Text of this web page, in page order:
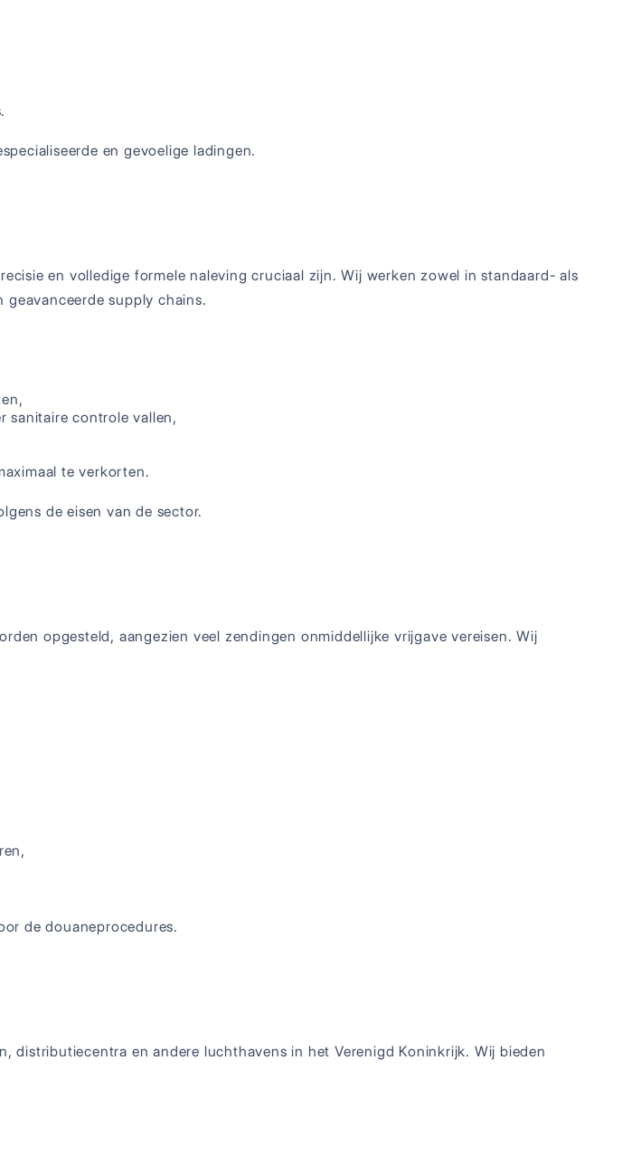
en gevoelige ladingen.
en volledige formele naleving cruciaal zijn. Wij werken zowel in standaard- als
supply chains.
sanitaire controle vallen,
te verkorten.
de eisen van de sector.
opgesteld, aangezien veel zendingen onmiddellijke vrijgave vereisen. Wij
de douaneprocedures.
en andere luchthavens in het Verenigd Koninkrijk. Wij bieden